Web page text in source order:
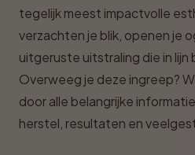
tegelijk meest impactvolle
verzachten je blik, openen je
uitgeruste uitstraling die in lijn
Overweeg je deze ingreep?
door alle belangrijke
herstel, resultaten en